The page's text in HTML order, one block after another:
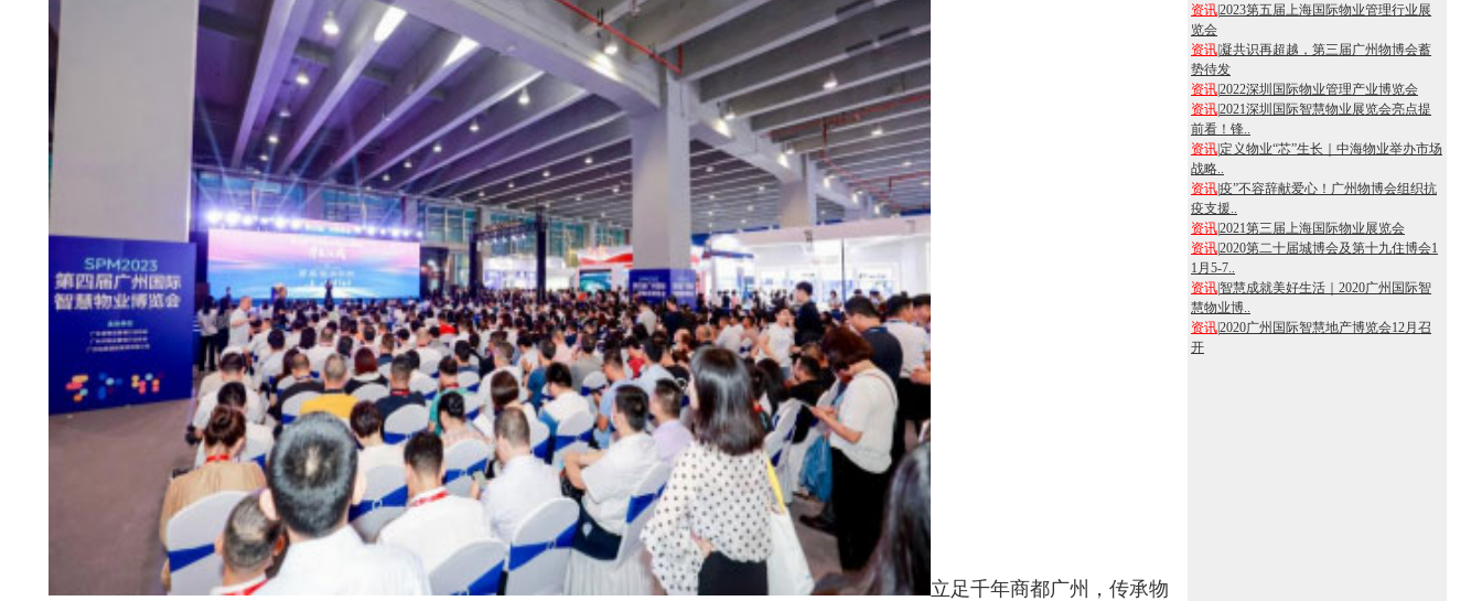
立足千年商都广州，传承物
资讯2023第五届上海国际物业管理行业展
览会
资讯凝共识再超越，第三届广州物博会蓄
势待发
资讯2022深圳国际物业管理产业博览会
资讯2021深圳国际智慧物业展览会亮点提
前看！锋..
资讯 定义物业“芯”生长｜中海物业举办市场
战略..
资讯疫”不容辞献爱心！广州物博会组织抗
疫支援..
资讯2021第三届上海国际物业展览会
资讯2020第二十届城博会及第十九住博会1
1月5-7..
资讯智慧成就美好生活｜2020广州国际智
慧物业博..
资讯2020广州国际智慧地产博览会12月召
开